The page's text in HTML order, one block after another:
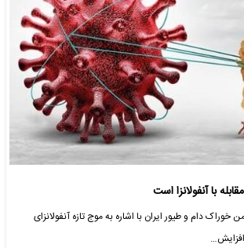
دام و طیور ایران با اشاره به موج‌ تازه آنفولانزای